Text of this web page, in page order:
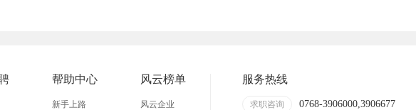
帮助中心
新手上路
风云榜单
风云企业
服务热线
求职咨询 0768-3906000,3906677